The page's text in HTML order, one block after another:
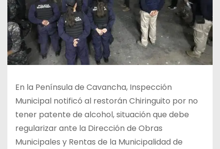
En la Península de Cavancha, Inspección
Municipal notificó al restorán Chiringuito por no
tener patente de alcohol, situación que debe
regularizar ante la Dirección de Obras
Municipales y Rentas de la Municipalidad de